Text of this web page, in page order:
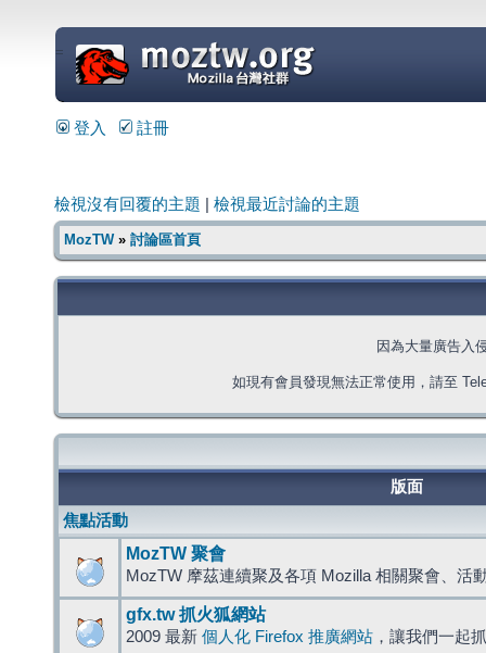
=
登入 註冊
檢視沒有回覆的主題 檢視最近討論的主題
MozTW» 討論區首頁
因為大量廣告入
如現有會員發現無法正常使用，請至
版面
焦點活動
MozTW 聚會
MozTW 摩茲連續聚及各項 Mozilla 相關聚會、活
gfx.tw 抓火狐網站
2009 最新 個人化 Firefox 推廣網站 ，讓我們一起